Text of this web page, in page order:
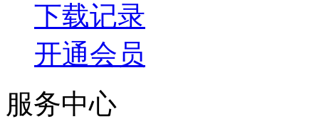
下载记录
开通会员
服务中心